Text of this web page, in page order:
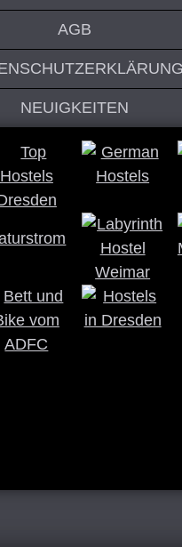
AGB
NEUIGKEITEN